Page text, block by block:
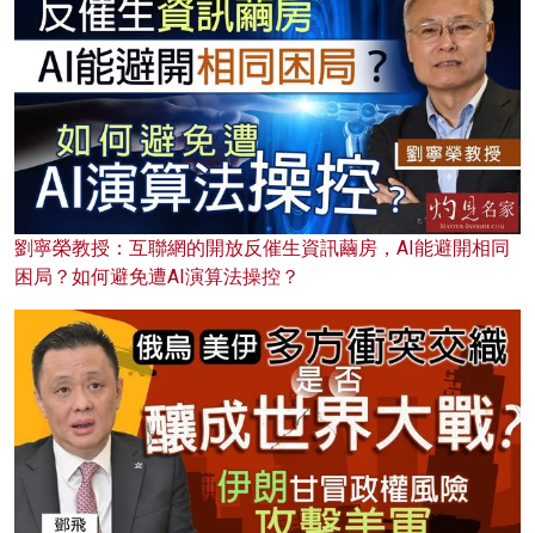
劉寧榮教授：互聯網的開放反催生資訊繭房，AI能避開相同
困局？如何避免遭AI演算法操控？